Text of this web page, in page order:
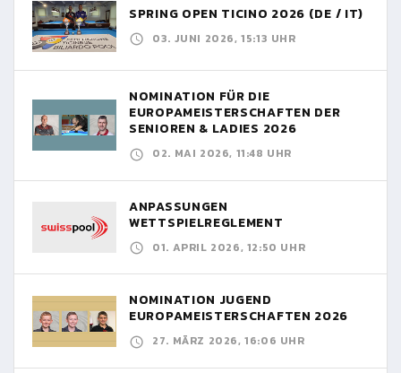
SPRING OPEN TICINO 2026 (DE / IT)
03. JUNI 2026, 15:13 UHR
NOMINATION FÜR DIE
EUROPAMEISTERSCHAFTEN DER
SENIOREN & LADIES 2026
02. MAI 2026, 11:48 UHR
ANPASSUNGEN
WETTSPIELREGLEMENT
01. APRIL 2026, 12:50 UHR
NOMINATION JUGEND
EUROPAMEISTERSCHAFTEN 2026
27. MÄRZ 2026, 16:06 UHR